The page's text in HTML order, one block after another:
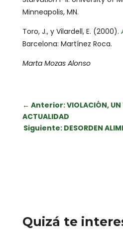
Minneapolis, MN.
Toro, J., y Vilardell, E. (2000).
Barcelona: Martínez Roca.
Marta Mozas Alonso
← Anterior: VIOLACIÓN, UN
ACTUALIDAD
Siguiente: DESORDEN
Quizá te